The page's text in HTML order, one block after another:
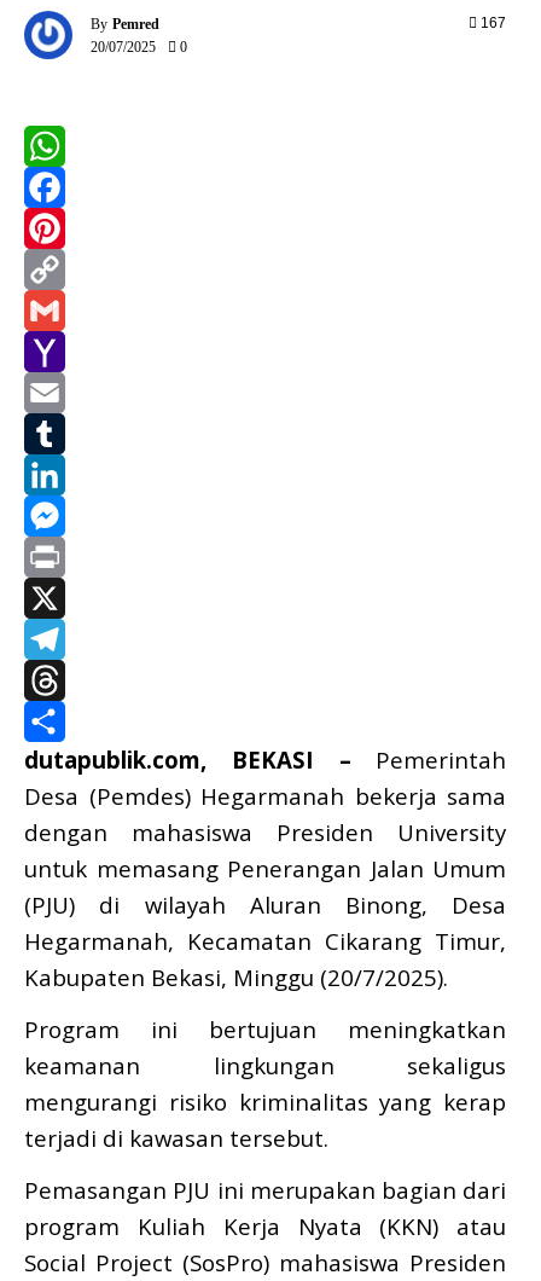
By Pemred
20/07/2025
0
167
WhatsApp
Facebook
Pinterest
Copy
Link
Gmail
Yahoo
Mail
Email
Tumblr
LinkedIn
Messenger
Print
X
Telegram
Threads
Share
dutapublik.com, BEKASI – Pemerintah
Desa (Pemdes) Hegarmanah bekerja sama
dengan mahasiswa Presiden University
untuk memasang Penerangan Jalan Umum
(PJU) di wilayah Aluran Binong, Desa
Hegarmanah, Kecamatan Cikarang Timur,
Kabupaten Bekasi, Minggu (20/7/2025).
Program ini bertujuan meningkatkan
keamanan lingkungan sekaligus
mengurangi risiko kriminalitas yang kerap
terjadi di kawasan tersebut.
Pemasangan PJU ini merupakan bagian dari
program Kuliah Kerja Nyata (KKN) atau
Social Project (SosPro) mahasiswa Presiden